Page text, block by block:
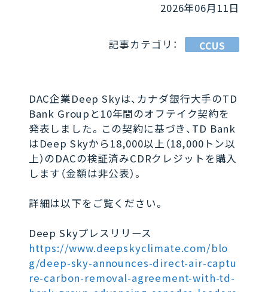
2026年06月11日
記事カテゴリ： CCUS
DAC企業Deep Skyは、カナダ銀行大手のTD
Bank Groupと10年間のオフテイク契約を
発表しました。この契約に基づき、TD Bank
はDeep Skyから18,000以上（18,000トン以
上）のDACの検証済みCDRクレジットを購入
します（金額は非公表）。
詳細は以下をご覧ください。
Deep Skyプレスリリース
https://www.deepskyclimate.com/blo
g/deep-sky-announces-direct-air-captu
re-carbon-removal-agreement-with-td-